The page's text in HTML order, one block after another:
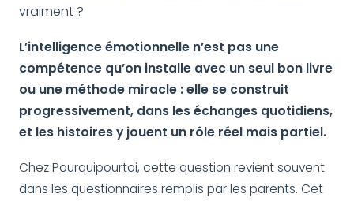
vraiment ?
L’intelligence émotionnelle n’est pas une
compétence qu’on installe avec un seul bon livre
ou une méthode miracle : elle se construit
progressivement, dans les échanges quotidiens,
et les histoires y jouent un rôle réel mais partiel.
Chez Pourquipourtoi, cette question revient souvent
dans les questionnaires remplis par les parents. Cet